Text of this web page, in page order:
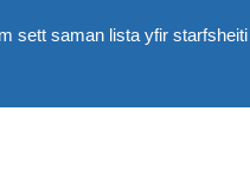
sett saman lista yfir